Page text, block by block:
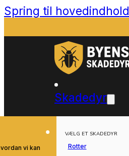
Spring til hovedindhold
Skadedyr
vi kan
VÆLG ET SKADEDYR
Rotter